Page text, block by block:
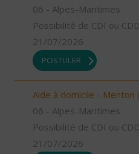
06 - Alpes-Maritimes
Possibilité de CDI ou CDD
21/07/2026
POSTULER
Aide à domicile - Menton
06 - Alpes-Maritimes
Possibilité de CDI ou CDD
21/07/2026